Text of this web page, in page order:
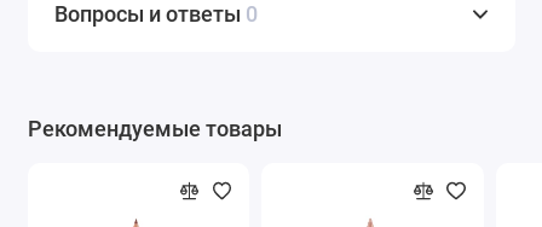
Вопросы и ответы 0
Рекомендуемые товары